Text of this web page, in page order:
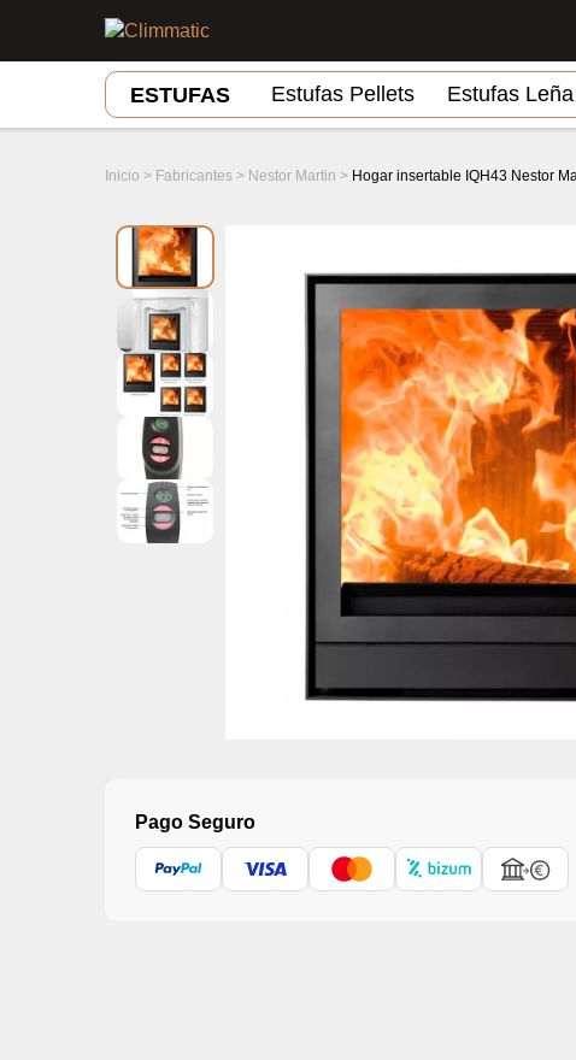
ESTUFAS Estufas Pellets Estufas Leña
Inicio > Fabricantes > Nestor Martin > Hogar insertable IQH43 Nestor
Pago Seguro